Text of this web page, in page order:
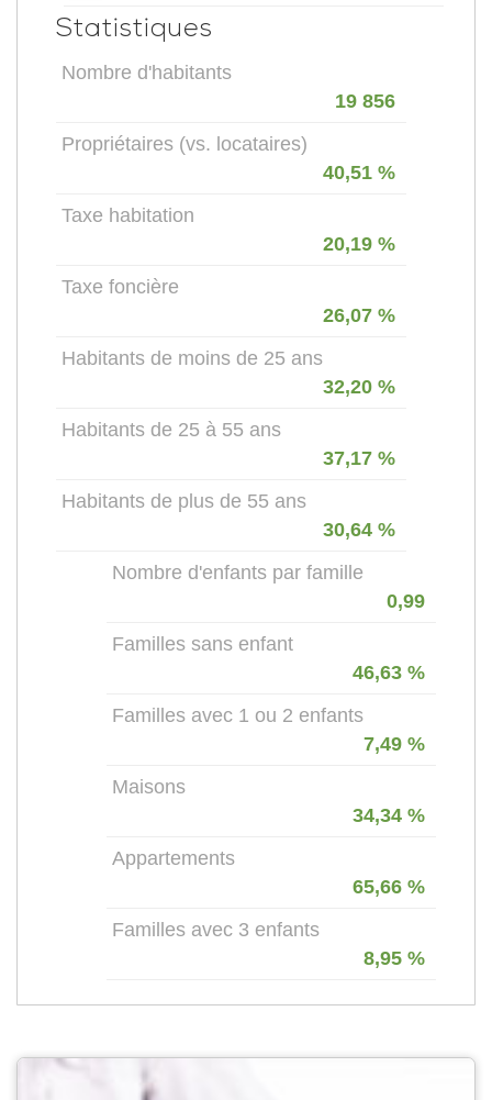
Statistiques
Nombre d'habitants
19 856
Propriétaires (vs. locataires)
40,51 %
Taxe habitation
20,19 %
Taxe foncière
26,07 %
Habitants de moins de 25 ans
32,20 %
Habitants de 25 à 55 ans
37,17 %
Habitants de plus de 55 ans
30,64 %
Nombre d'enfants par famille
0,99
Familles sans enfant
46,63 %
Familles avec 1 ou 2 enfants
7,49 %
Maisons
34,34 %
Appartements
65,66 %
Familles avec 3 enfants
8,95 %